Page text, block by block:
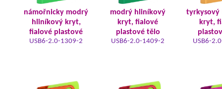
námořnicky modrý
hliníkový kryt,
fialové plastové
USB6-2.0-1309-2
modrý hliníkový
kryt, fialové
plastové tělo
USB6-2.0-1409-2
tyrkysový
kryt,
USB6-